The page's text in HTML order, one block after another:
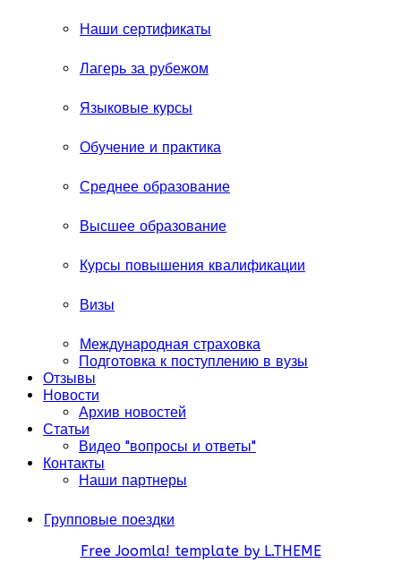
Наши сертификаты
Лагерь за рубежом
Языковые курсы
Обучение и практика
Среднее образование
Высшее образование
Курсы повышения квалификации
Визы
Международная страховка
Подготовка к поступлению в вузы
Отзывы
Новости
Архив новостей
Статьи
Видео "вопросы и ответы"
Контакты
Наши партнеры
Групповые поездки
Free Joomla! template by L.THEME